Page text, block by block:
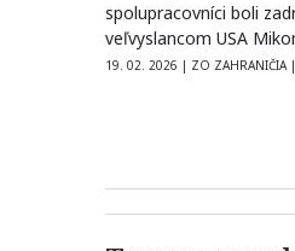
spolupracovníci boli
veľvyslancom USA
Daily…
19. 02. 2026 | ZO ZAHRANIČIA |